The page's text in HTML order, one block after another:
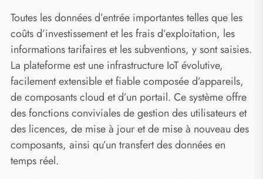
Toutes les données d’entrée importantes telles que les
coûts d’investissement et les frais d’exploitation, les
informations tarifaires et les subventions, y sont saisies.
La plateforme est une infrastructure IoT évolutive,
facilement extensible et fiable composée d’appareils,
de composants cloud et d’un portail. Ce système offre
des fonctions conviviales de gestion des utilisateurs et
des licences, de mise à jour et de mise à nouveau des
composants, ainsi qu’un transfert des données en
temps réel.